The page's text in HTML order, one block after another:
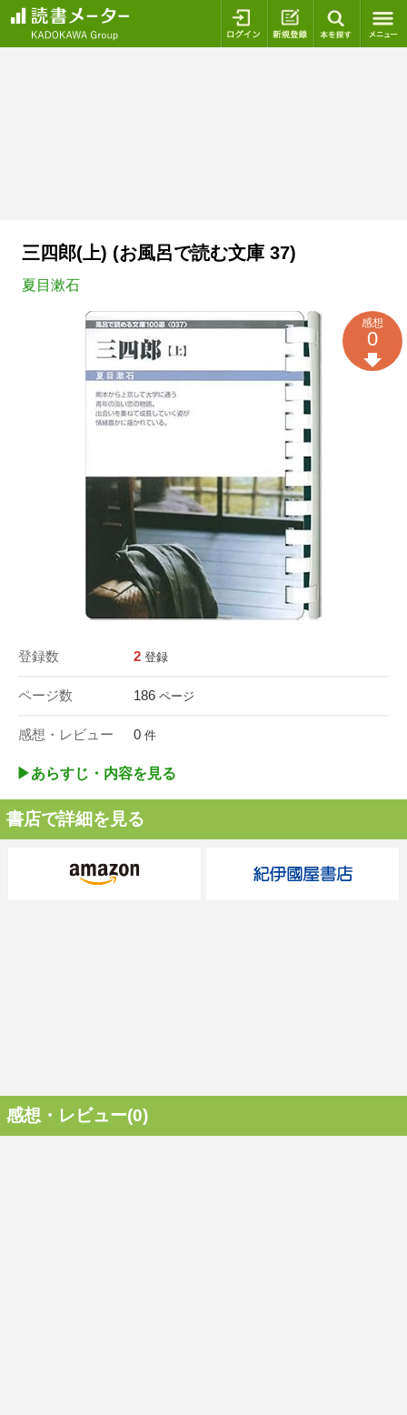
ログイン 新規登録
三四郎(上) (お風呂で読む文庫 37)
夏目漱石
登録数 2 登録
ページ数 186 ページ
感想・レビュー 0 件
感想
0
▶︎あらすじ・内容を見る
書店で詳細を見る
感想・レビュー(0)